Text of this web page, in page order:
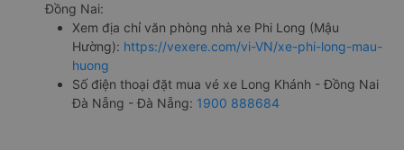
Đồng Nai:
Xem địa chỉ văn phòng nhà xe Phi Long (Mậu
Hường): https://vexere.com/vi-VN/xe-phi-long-mau-
huong
Số điện thoại đặt mua vé xe Long Khánh - Đồng Nai
Đà Nẵng - Đà Nẵng: 1900 888684